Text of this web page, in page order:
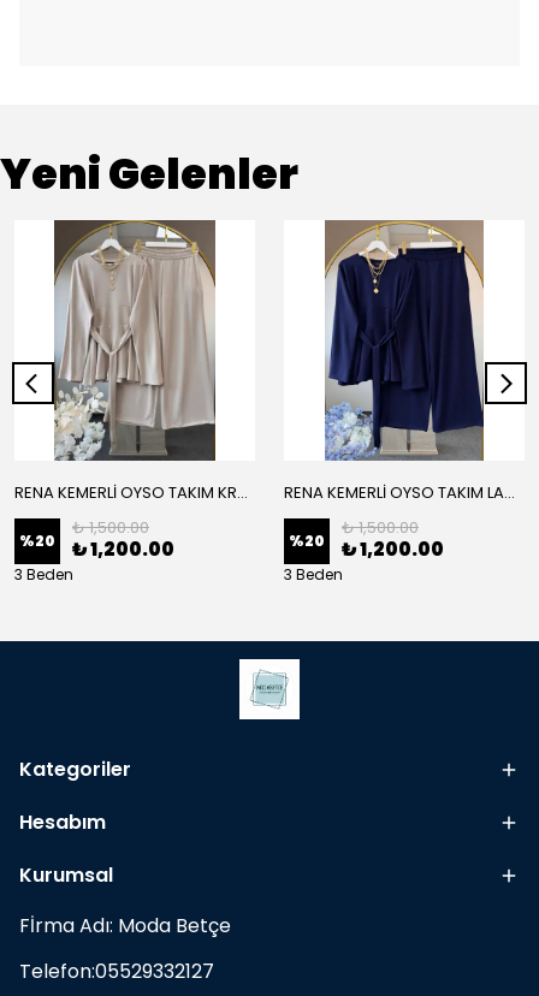
Yeni Gelenler
RENA KEMERLİ OYSO TAKIM KREM
%20
₺ 1,500.00
₺ 1,200.00
3 Beden
RENA KEMERLİ OYSO TAKIM LACİVERT
%20
₺ 1,500.00
₺ 1,200.00
3 Beden
Kategoriler
Hesabım
Kurumsal
Fİrma Adı: Moda Betçe
Telefon:05529332127